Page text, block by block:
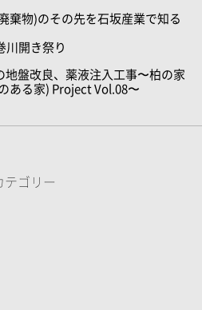
棄物)のその先を石坂産業で知る
川開き祭り
地盤改良、薬液注入工事〜柏の家
ある家) Project Vol.08〜
テゴリー